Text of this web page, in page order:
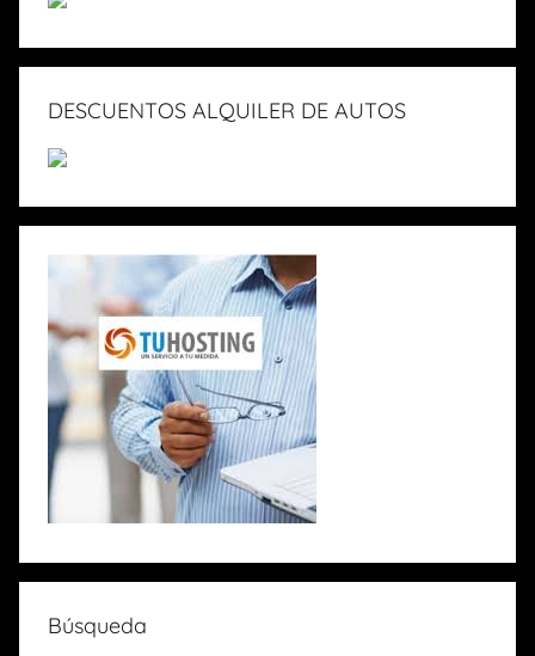
DESCUENTOS ALQUILER DE AUTOS
Búsqueda